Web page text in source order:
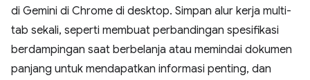
di Gemini di Chrome di desktop. Simpan alur kerja multi-
tab sekali, seperti membuat perbandingan spesifikasi
berdampingan saat berbelanja atau memindai dokumen
panjang untuk mendapatkan informasi penting, dan